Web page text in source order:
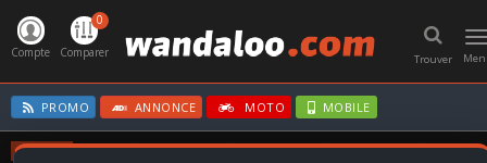
Trouver
Compte
0
Comparer
PROMO ANNONCE MOTO MOBILE
OFFRES